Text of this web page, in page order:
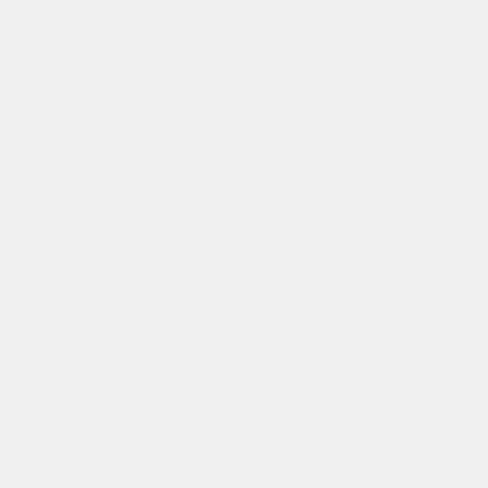
förbättra sina
vilket ger